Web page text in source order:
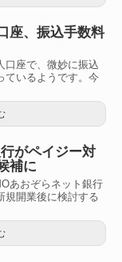
座、振込手数料
口座で、微妙に振込
ているようです。今
がペイジー対
補に
あおぞらネット銀行
規開業後に検討する